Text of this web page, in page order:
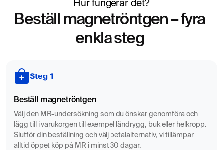
av ryggen
Stelhet eller nedsatt rörlighet i bröstryggen
och rygg
Utstrålande smärta från ryggen till bröstkorg eller
mage
Misstanke om diskbuktning, spondylit eller
Hur fungerar det?
Beställ magnetröntgen – fyra
enkla steg
Steg 1
Beställ magnetröntgen
Välj den MR-undersökning som du önskar genomföra och
lägg till i varukorgen till exempel ländrygg, buk eller helkropp.
Slutför din beställning och välj betalalternativ, vi tillämpar
alltid öppet köp på MR i minst 30 dagar.